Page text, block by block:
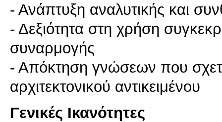
- Ανάπτυξη αναλυτικής και
- Δεξιότητα στη χρήση
συναρμογής
- Απόκτηση γνώσεων που
Γενικές Ικανότητες